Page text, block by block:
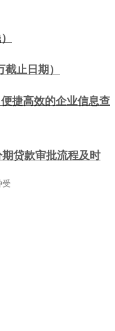
止日期）
捷高效的企业信息查
贷款审批流程及时
受